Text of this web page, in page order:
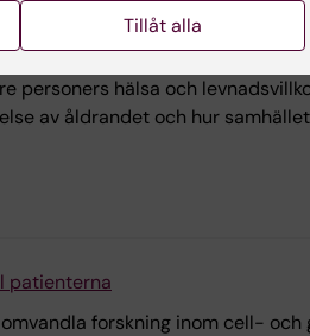
personers hälsa och
av åldrandet och hur
patienterna
forskning inom cell-
Tillåt alla